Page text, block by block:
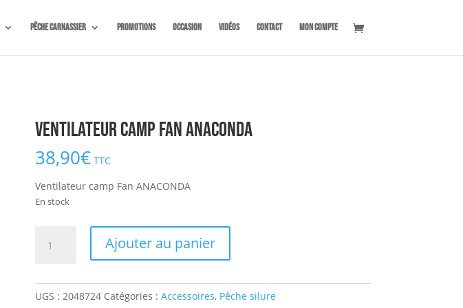
Pêche carnassier Promotions OCCASION Vidéos Contact Mon compte
Ventilateur camp Fan ANACONDA
38,90€ TTC
Ventilateur camp Fan ANACONDA
En stock
camp
Fan
Ajouter au panier
UGS : 2048724 Catégories : Accessoires, Pêche silure